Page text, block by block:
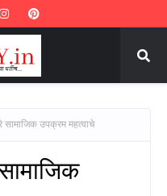
सामाजिक उपक्रम महत्वाचे